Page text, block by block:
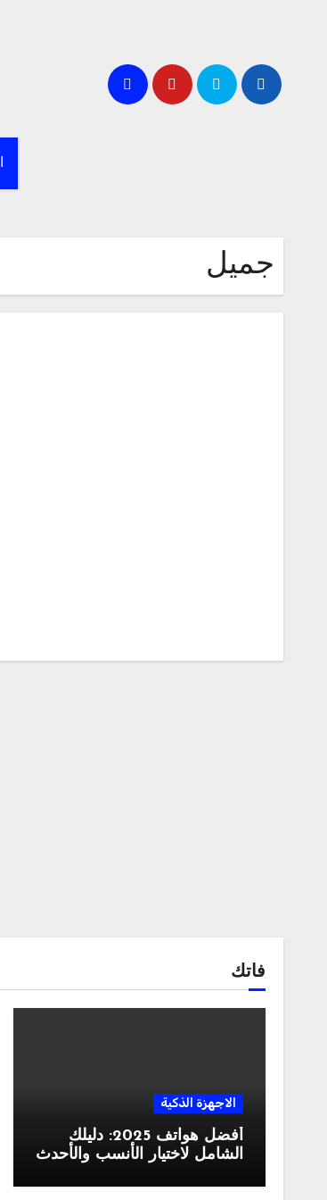
جميل
فاتك
الاجهزة الذكية
أفضل هواتف 2025: دليلك
الشامل لاختيار الأنسب والأحدث